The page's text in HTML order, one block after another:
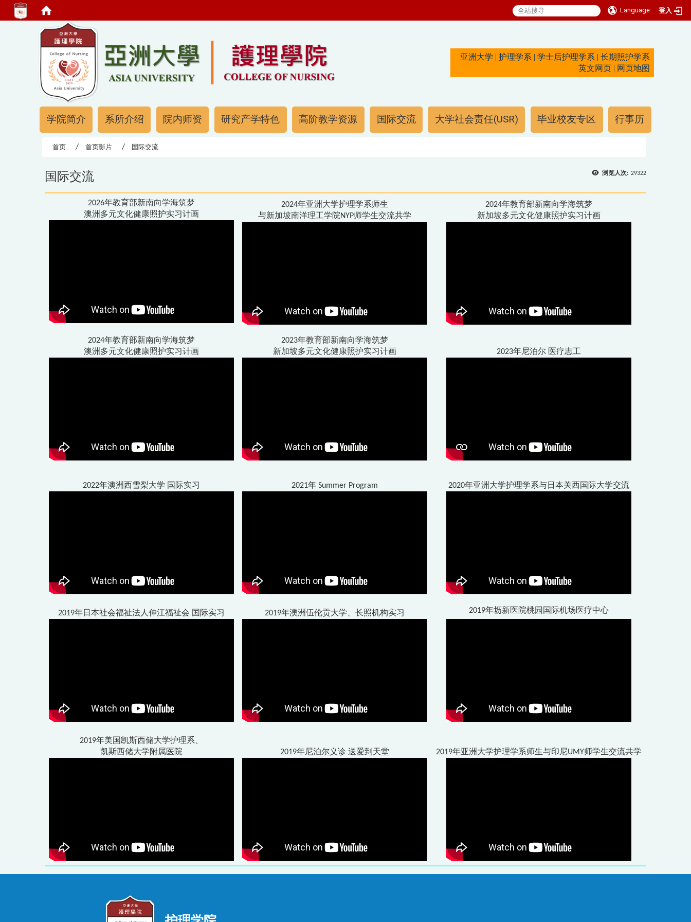
Language
登入
亚洲大学 | 护理学系 | 学士后护理学系 | 长期照护学系
英文网页 | 网页地图
学院简介 系所介绍 院内师资 研究产学特色 高阶教学资源 国际交流 大学社会责任(USR) 毕业校友专区 行事历
首页 首页影片 国际交流
浏览人次: 29322
国际交流
2026年教育部新南向学海筑梦
澳洲多元文化健康照护实习计画
2024年亚洲大学护理学系师生
与新加坡南洋理工学院NYP师学生交流共学
2024年教育部新南向学海筑梦
新加坡多元文化健康照护实习计画
2024年教育部新南向学海筑梦
澳洲多元文化健康照护实习计画
2023年教育部新南向学海筑梦
新加坡多元文化健康照护实习计画
2023年尼泊尔 医疗志工
2022年澳洲西雪梨大学 国际实习 2021年 Summer Program 2020年亚洲大学护理学系与日本关西国际大学交流
2019年日本社会福祉法人伸江福祉会 国际实习 2019年澳洲伍伦贡大学、长照机构实习 2019年坜新医院桃园国际机场医疗中心
2019年美国凯斯西储大学护理系、
凯斯西储大学附属医院
2019年尼泊尔义诊 送爱到天堂 2019年亚洲大学护理学系师生与印尼UMY师学生交流共学